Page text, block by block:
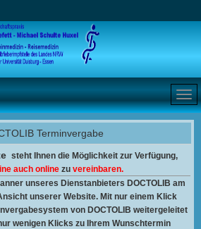
Terminvergabe
steht Ihnen die Möglichkeit zur Verfügung,
auch onlinezu vereinbaren.
unseres Dienstanbieters DOCTOLIB am
unserer Website. Mit nur einem Klick
von DOCTOLIB weitergeleitet
wenigen Klicks zu Ihrem Wunschtermin